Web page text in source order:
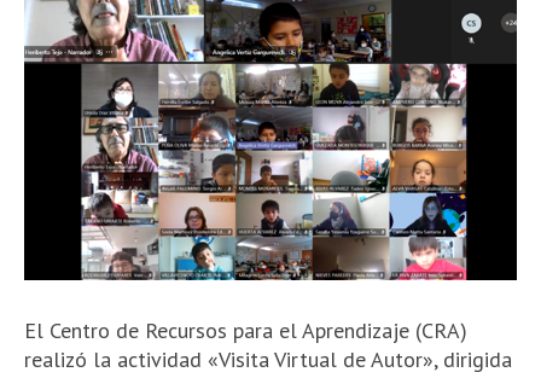
El Centro de Recursos para el Aprendizaje (CRA)
realizó la actividad «Visita Virtual de Autor», dirigida